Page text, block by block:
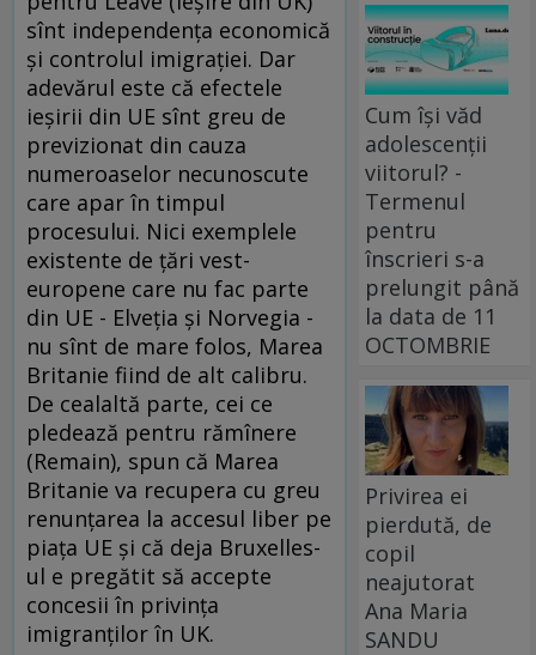
sînt independenţa economică
şi controlul imigraţiei. Dar
adevărul este că efectele
ieșirii din UE sînt greu de
previzionat din cauza
numeroaselor necunoscute
care apar în timpul
procesului. Nici exemplele
existente de țări vest-
europene care nu fac parte
din UE - Elveția și Norvegia -
nu sînt de mare folos, Marea
Britanie fiind de alt calibru.
De cealaltă parte, cei ce
pledează pentru rămînere
(Remain), spun că Marea
Britanie va recupera cu greu
renunţarea la accesul liber pe
piaţa UE şi că deja Bruxelles-
ul e pregătit să accepte
concesii în privinţa
imigranţilor în UK.
Cum își văd
adolescenții
viitorul? -
Termenul
pentru
înscrieri s-a
prelungit până
la data de 11
OCTOMBRIE
Privirea ei
pierdută, de
copil
neajutorat
Ana Maria
SANDU